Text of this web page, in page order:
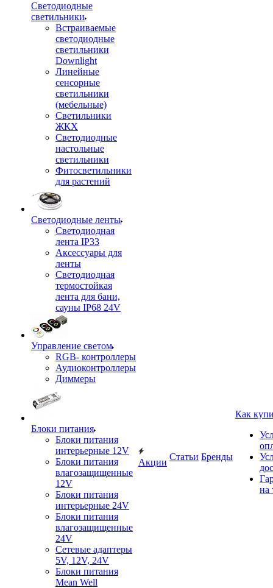
Светодиодные
светильники
Встраиваемые
светодиодные
светильники
Downlight
Линейные
сенсорные
светильники
(мебельные)
Светильники
ЖКХ
Светодиодные
настольные
светильники
Фитосветильники
для растений
Светодиодные ленты
Светодиодная
лента IP33
Аксессуары для
ленты
Светодиодная
термостойкая
лента для бани,
сауны IP68 24V
Управление светом
RGB- контроллеры
Аудиоконтроллеры
Диммеры
Блоки питания
Блоки питания
интерьерные 12V
Блоки питания
влагозащищенные
12V
Блоки питания
интерьерные 24V
Блоки питания
влагозащищенные
24V
Сетевые адаптеры
5V, 12V, 24V
Блоки питания
Mean Well
Акции
Статьи Бренды
Как
на